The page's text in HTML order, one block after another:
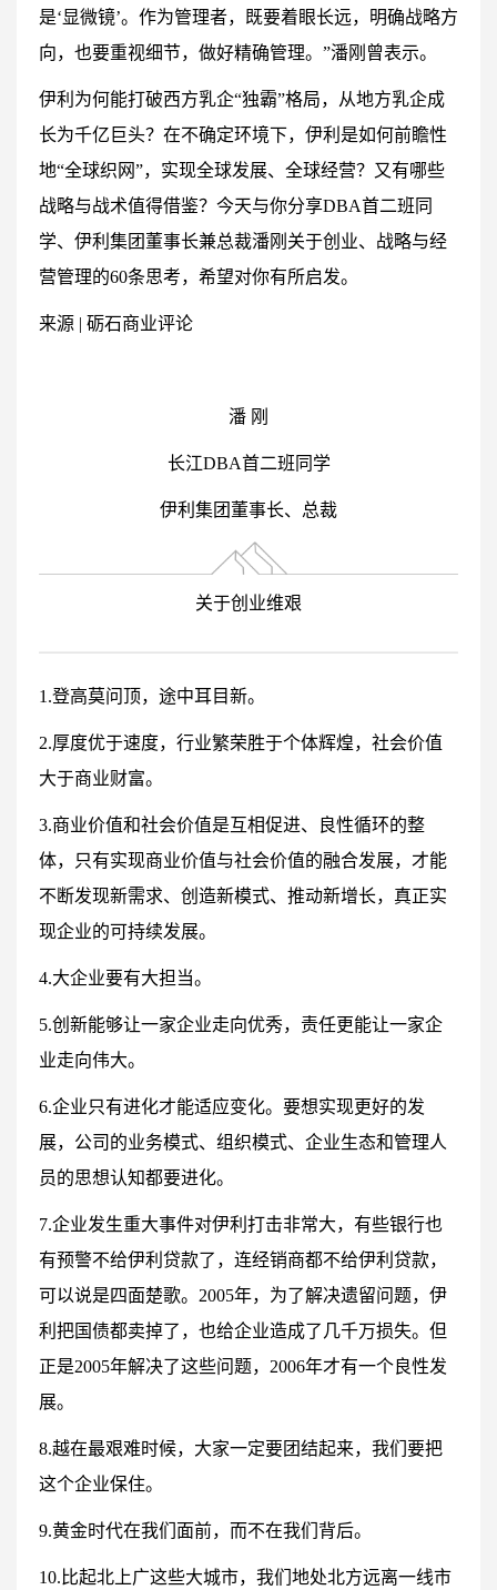
是‘显微镜’。作为管理者，既要着眼长远，明确战略方
向，也要重视细节，做好精确管理。”潘刚曾表示。
伊利为何能打破西方乳企“独霸”格局，从地方乳企成
长为千亿巨头？在不确定环境下，伊利是如何前瞻性
地“全球织网”，实现全球发展、全球经营？又有哪些
战略与战术值得借鉴？今天与你分享DBA首二班同
学、伊利集团董事长兼总裁潘刚关于创业、战略与经
营管理的60条思考，希望对你有所启发。
来源 | 砺石商业评论
潘 刚
长江DBA首二班同学
伊利集团董事长、总裁
关于创业维艰
1.登高莫问顶，途中耳目新。
2.厚度优于速度，行业繁荣胜于个体辉煌，社会价值
大于商业财富。
3.商业价值和社会价值是互相促进、良性循环的整
体，只有实现商业价值与社会价值的融合发展，才能
不断发现新需求、创造新模式、推动新增长，真正实
现企业的可持续发展。
4.大企业要有大担当。
5.创新能够让一家企业走向优秀，责任更能让一家企
业走向伟大。
6.企业只有进化才能适应变化。要想实现更好的发
展，公司的业务模式、组织模式、企业生态和管理人
员的思想认知都要进化。
7.企业发生重大事件对伊利打击非常大，有些银行也
有预警不给伊利贷款了，连经销商都不给伊利贷款，
可以说是四面楚歌。2005年，为了解决遗留问题，伊
利把国债都卖掉了，也给企业造成了几千万损失。但
正是2005年解决了这些问题，2006年才有一个良性发
展。
8.越在最艰难时候，大家一定要团结起来，我们要把
这个企业保住。
9.黄金时代在我们面前，而不在我们背后。
10.比起北上广这些大城市，我们地处北方远离一线市